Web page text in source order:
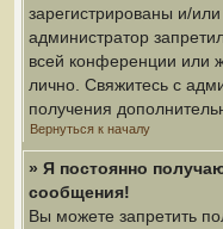
зарегистрированы и/
администратор
всей конференции или
лично. Свяжитесь с
получения
Вернуться к началу
» Я постоянно
сообщения!
Вы можете запретить